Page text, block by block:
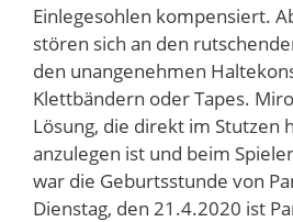
Einlegesohlen kompensiert.
stören sich an den
den unangenehmen
Klettbändern oder Tapes.
Lösung, die direkt im Stutzen
anzulegen ist und beim
war die Geburtsstunde von
Dienstag, den 21.4.2020 ist